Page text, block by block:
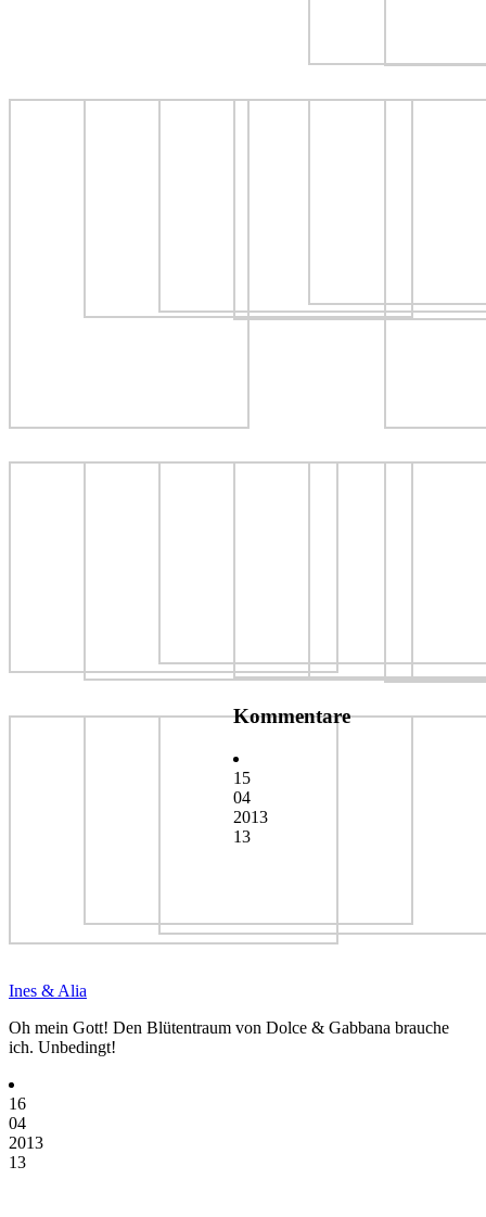
Kommentare
15
04
2013
13
Ines & Alia
Oh mein Gott! Den Blütentraum von Dolce & Gabbana brauche
ich. Unbedingt!
16
04
2013
13